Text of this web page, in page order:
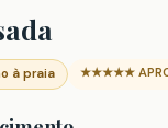
à praia ★★★★★